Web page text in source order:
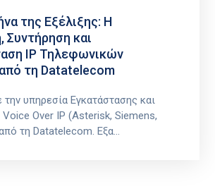
της Εξέλιξης: Η
Συντήρηση και
IP Τηλεφωνικών
τη Datatelecom
υπηρεσία Εγκατάστασης και
Over IP (Asterisk, Siemens,
τη Datatelecom. Εξα...